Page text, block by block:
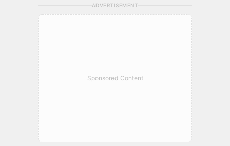
ADVERTISEMENT
Sponsored Content